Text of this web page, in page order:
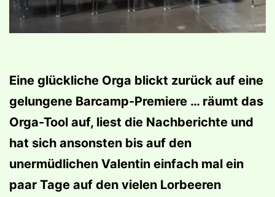
Eine glückliche Orga blickt zurück auf eine
gelungene Barcamp-Premiere … räumt das
Orga-Tool auf, liest die Nachberichte und
hat sich ansonsten bis auf den
unermüdlichen Valentin einfach mal ein
paar Tage auf den vielen Lorbeeren